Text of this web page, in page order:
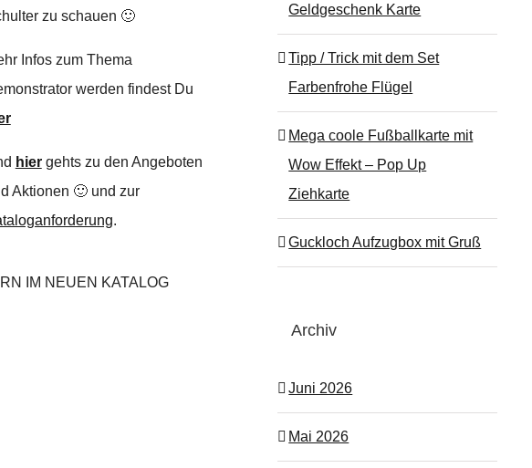
zu schauen 🙂
Infos zum Thema
werden findest Du
hiergehts zu den Angeboten
Aktionen 🙂 und zur
.
IM NEUEN KATALOG
Geldgeschenk Karte
Tipp / Trick mit dem Set
Farbenfrohe Flügel
Mega coole Fußballkarte mit
Wow Effekt – Pop Up
Ziehkarte
Guckloch Aufzugbox mit Gruß
Archiv
Juni 2026
Mai 2026